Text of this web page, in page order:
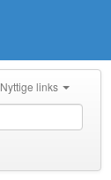
Nyttige links